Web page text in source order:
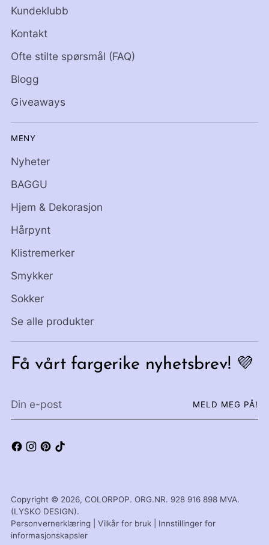
Kundeklubb
Kontakt
Ofte stilte spørsmål (FAQ)
Blogg
Giveaways
MENY
Nyheter
BAGGU
Hjem & Dekorasjon
Hårpynt
Klistremerker
Smykker
Sokker
Se alle produkter
Få vårt fargerike nyhetsbrev! 💜
e-
MELD MEG PÅ!
Copyright © 2026, COLORPOP. ORG.NR. 928 916 898 MVA.
(LYSKO DESIGN).
Personvernerklæring
Vilkår for bruk
Innstillinger for
informasjonskapsler